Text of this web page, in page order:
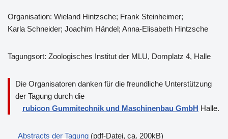
Organisation: Wieland Hintzsche; Frank Steinheimer;
Karla Schneider; Joachim Händel; Anna-Elisabeth Hintzsche
Tagungsort: Zoologisches Institut der MLU, Domplatz 4, Halle
Die Organisatoren danken für die freundliche Unterstützung
der Tagung durch die
rubicon Gummitechnik und Maschinenbau GmbH Halle.
Abstracts der Tagung (pdf-Datei, ca. 200kB)